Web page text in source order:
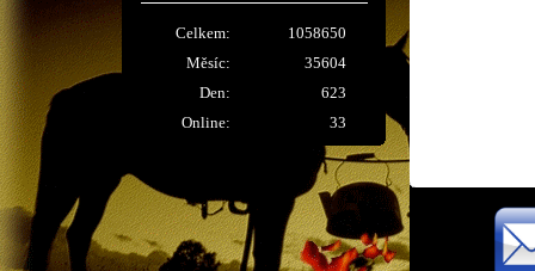
Online: 33
Celkem:
1058650
Měsíc:
35604
Den:
623